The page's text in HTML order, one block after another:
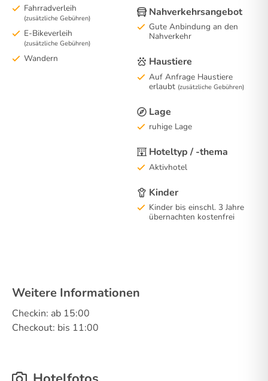
Fahrradverleih
(zusätzliche Gebühren)
E-Bikeverleih
(zusätzliche Gebühren)
Wandern
Nahverkehrsangebot
Gute Anbindung an den
Nahverkehr
Haustiere
Auf Anfrage Haustiere
erlaubt (zusätzliche Gebühren)
Lage
ruhige Lage
Hoteltyp / -thema
Aktivhotel
Kinder
Kinder bis einschl. 3 Jahre
übernachten kostenfrei
Weitere Informationen
Checkin: ab 15:00
Checkout: bis 11:00